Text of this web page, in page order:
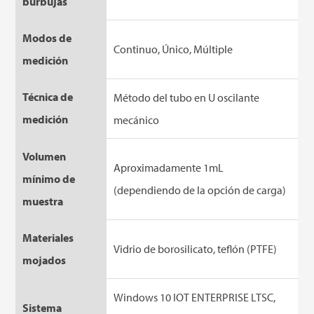
Modos de
medición
Continuo, Único, Múltiple
Técnica de
medición
Método del tubo en U oscilante
mecánico
Volumen
mínimo de
muestra
Aproximadamente 1mL
(dependiendo de la opción de carga)
Materiales
mojados
Vidrio de borosilicato, teflón (PTFE)
Sistema
Windows 10 IOT ENTERPRISE LTSC,